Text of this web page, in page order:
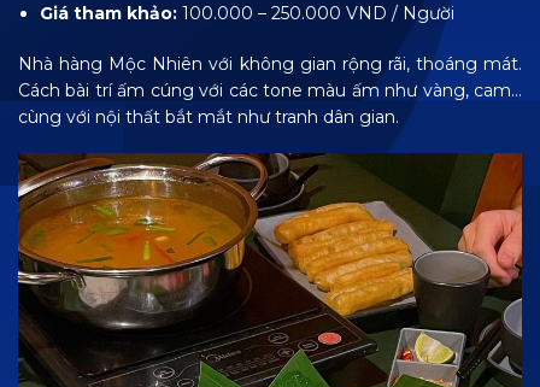
Giá tham khảo:100.000 – 250.000 VND / Người
Nhà hàng Mộc Nhiên với không gian rộng rãi, thoáng mát.
Cách bài trí ấm cúng với các tone màu ấm như vàng, cam…
cùng với nội thất bắt mắt như tranh dân gian.